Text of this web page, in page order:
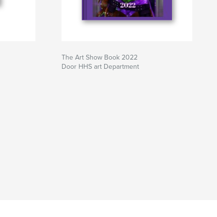
The Art Show Book 2022
Door HHS art Department